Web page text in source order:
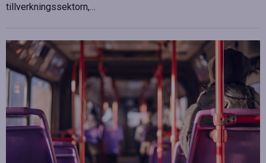
tillverkningssektorn,…